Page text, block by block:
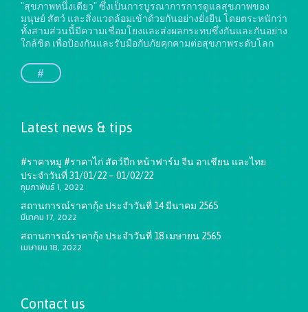
"สุขภาพหนึ่งเดียว" ซึ่งเป็นการบูรณาการการดูแลสุขภาพของ
มนุษย์ สัตว์ และสิ่งแวดล้อมเข้าด้วยกันอย่างยั่งยืนโดยตระหนักว่า
ทั้งสามส่วนนี้มีความเชื่อมโยงและส่งผลกระทบซึ่งกันและกันอย่าง
ใกล้ชิด เพื่อป้องกันและรับมือกับภัยคุกคามต่อสุขภาพระดับโลก
#
Latest news & tips
#ราคาหมู #ราคาไก่ สัตว์ปีก หน้าฟาร์ม จีน อาเชียน และไทย
ประจำวันที่ 31/01/22 – 01/02/22
กุมภาพันธ์ 1, 2022
สถานการณ์ราคากุ้ง ประจำวันที่ 14 มีนาคม 2565
มีนาคม 17, 2022
สถานการณ์ราคากุ้ง ประจำวันที่ 18 เมษายน 2565
เมษายน 18, 2022
Contact us